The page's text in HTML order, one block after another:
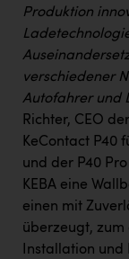
PEZ
PÜSPÖK
REMAX
RE/MAX Welcome
RUBBLE MASTER
SCRI - Salzburg
Produktion
verschiedener
Autofahrer und
Richter, CEO
KeContact P40
und der P40
KEBA eine
einen mit
überzeugt,
Installation und